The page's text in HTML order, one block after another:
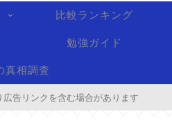
比較ランキング
勉強ガイド
真相調査
告リンクを含む場合があります